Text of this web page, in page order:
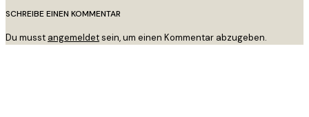
SCHREIBE EINEN KOMMENTAR
Du musst angemeldetsein, um einen Kommentar abzugeben.